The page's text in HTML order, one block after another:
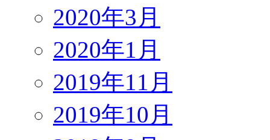
2020年3月
2020年1月
2019年11月
2019年10月